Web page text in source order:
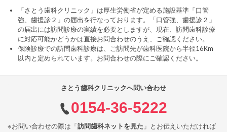
「さとう歯科クリニック」は厚生労働省が定める施設基準「口管
強、歯援診２」の届出を行なっております。「口管強、歯援診２」
の届出には訪問診療の実績を必要としますが、現在、訪問歯科診療
に対応可能かどうかは直接お問合わせのうえ、ご確認ください。
保険診療での訪問歯科診療は、ご訪問先が歯科医院から半径16Km
以内と定められています。お問合わせの際にご確認ください。
さとう歯科クリニックへ問い合わせ
0154-36-5222
※お問い合わせの際は「訪問歯科ネットを見た 」とお伝えいただければ